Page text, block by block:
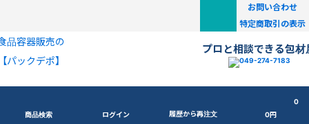
お問い合わせ
特定商取引の表示
品容器販売の
【パックデポ】
プロと相談できる包材
商品検索 ログイン 履歴から再注文
0
0円